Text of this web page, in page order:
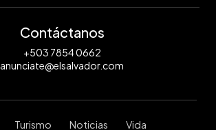
Contáctanos
+503 7854 0662
anunciate@elsalvador.com
Turismo Noticias Vida